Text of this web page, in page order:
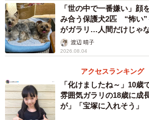
「世の中で一番嫌い」顔
み合う保護犬2匹 “怖い”
がガラリ…人間だけじゃ
渡辺 晴子
2026.08.04
アクセスランキング
「化けましたね～」10
雰囲気ガラリの18歳に
が」「宝塚に入れそう」